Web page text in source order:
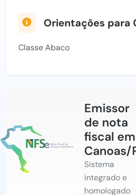
Orientações para
Classe Abaco
Emissor
de nota
fiscal em
Canoas/
Sistema
integrado e
homologado